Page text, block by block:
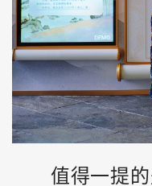
值得一提